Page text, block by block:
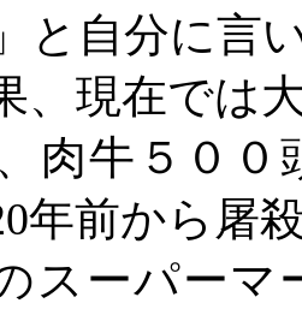
と自分に言
現在では
肉牛５０
年前から屠
スーパーマ